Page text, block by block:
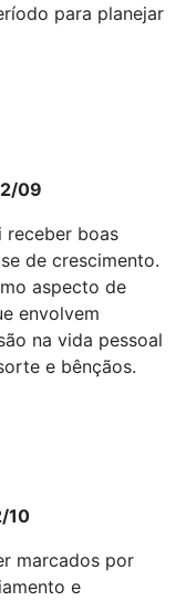
para planejar
09
receber boas
de crescimento.
aspecto de
envolvem
na vida pessoal
e bênçãos.
10
marcados por
e